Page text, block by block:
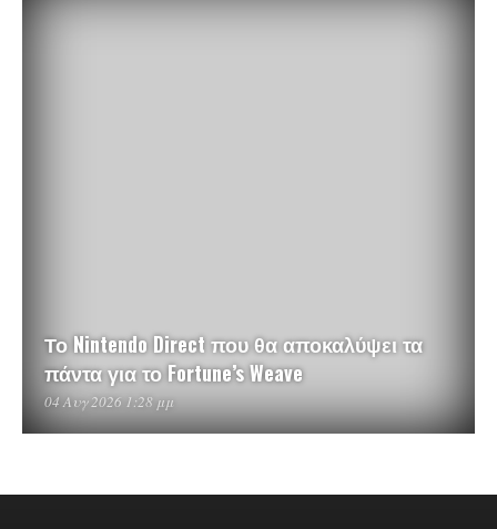
Το Nintendo Direct που θα αποκαλύψει τα
πάντα για το Fortune’s Weave
04 Αυγ 2026 1:28 μμ